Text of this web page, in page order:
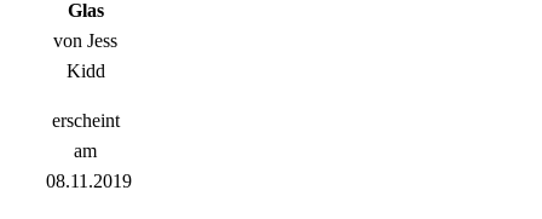
Glas
von Jess
Kidd
erscheint
am
08.11.2019